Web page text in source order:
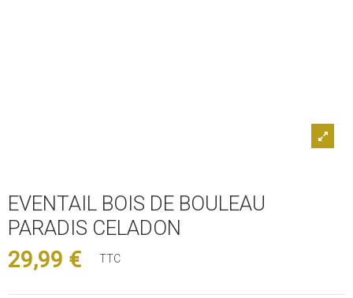
EVENTAIL BOIS DE BOULEAU
PARADIS CELADON
29,99 € TTC